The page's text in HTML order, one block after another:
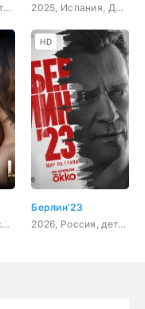
2026, Великобритания, детектив, драма, криминал
2025, Испания, Доминикана, триллер, детектив
2020, США, ужасы, триллер
Берлин'23
2026, Россия, детектив
HD